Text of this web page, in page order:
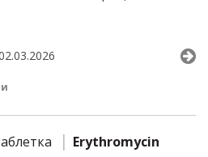
Erythromycin